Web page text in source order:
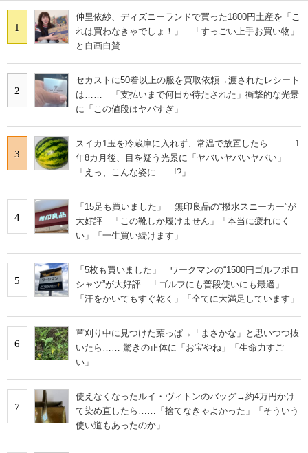
1
仲里依紗、ディズニーランドで買った1800円土産を「こ
れは買わなきゃでしょ！」 「すっごい上手お買い物」
と自画自賛
2
セカストに50着以上の服を買取依頼→渡されたレシート
は…… 「支払いまで何日か待たされた」衝撃的な光景
に「この値段はヤバすぎ」
3
スイカ1玉を冷蔵庫に入れず、常温で放置したら…… 1
年8カ月後、目を疑う光景に「ヤバいヤバいヤバい」
「えっ、こんな姿に……!?」
4
「15足も買いました」 無印良品の“撥水スニーカー”が
大好評 「この靴しか履けません」「本当に疲れにく
い」「一生買い続けます」
5
「5枚も買いました」 ワークマンの“1500円ゴルフポロ
シャツ”が大好評 「ゴルフにも普段使いにも最適」
「汗をかいてもすぐ乾く」「全てに大満足しています」
6
草刈り中に見つけた葉っぱ→「まさかな」と思いつつ抜
いたら…… 驚きの正体に「お宝やね」「生命力すご
い」
7
使えなくなったルイ・ヴィトンのバッグ→約4万円かけ
て染め直したら……「捨てなきゃよかった」「そういう
使い道もあったのか」